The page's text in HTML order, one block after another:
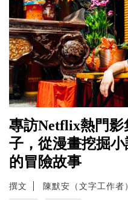
專訪Netflix熱門影
子，從漫畫挖掘
的冒險故事
撰文 陳默安（文字工作者）